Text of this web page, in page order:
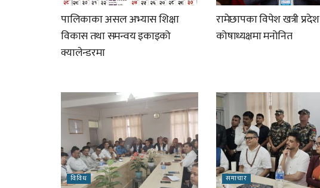
पालिकाका असल अभ्यास शिक्षा
विकास तथा समन्वय इकाइको
क्यालेन्डरमा
रामेछापका विपेश खत्री प्रदेश
कोषाध्यक्षमा मनोनित
विविध समाचार